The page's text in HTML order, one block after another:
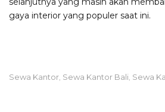
gaya interior yang populer saat ini.
Sewa Kantor, Sewa Kantor Bali, Sewa